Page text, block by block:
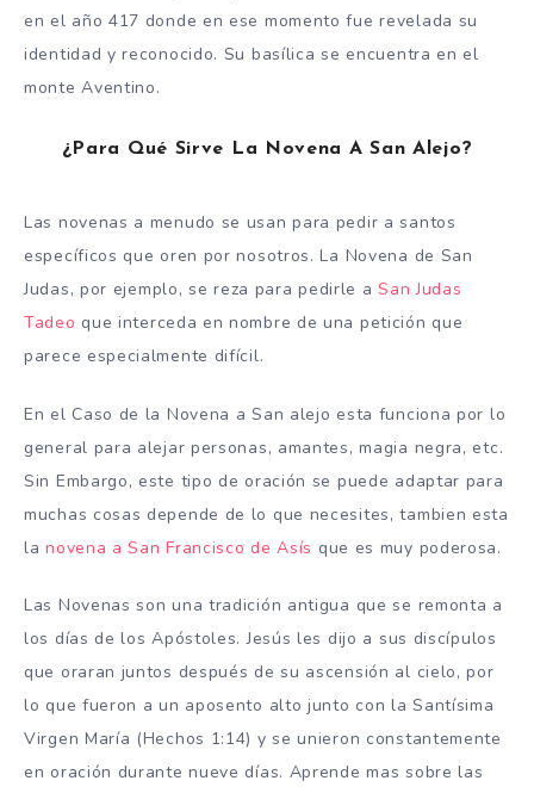
en el año 417 donde en ese momento fue revelada su
identidad y reconocido. Su basílica se encuentra en el
monte Aventino.
¿Para Qué Sirve La Novena A San Alejo?
Las novenas a menudo se usan para pedir a santos
específicos que oren por nosotros. La Novena de San
Judas, por ejemplo, se reza para pedirle aSan Judas
Tadeo que interceda en nombre de una petición que
parece especialmente difícil.
En el Caso de la Novena a San alejo esta funciona por lo
general para alejar personas, amantes, magia negra, etc.
Sin Embargo, este tipo de oración se puede adaptar para
muchas cosas depende de lo que necesites, tambien esta
lanovena a San Francisco de Asís que es muy poderosa.
Las Novenas son una tradición antigua que se remonta a
los días de los Apóstoles. Jesús les dijo a sus discípulos
que oraran juntos después de su ascensión al cielo, por
lo que fueron a un aposento alto junto con la Santísima
Virgen María (Hechos 1:14) y se unieron constantemente
en oración durante nueve días. Aprende mas sobre las